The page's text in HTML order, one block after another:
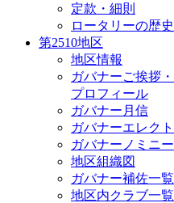
定款・細則
ロータリーの歴史
第2510地区
地区情報
ガバナーご挨拶・
プロフィール
ガバナー月信
ガバナーエレクト
ガバナーノミニー
地区組織図
ガバナー補佐一覧
地区内クラブ一覧